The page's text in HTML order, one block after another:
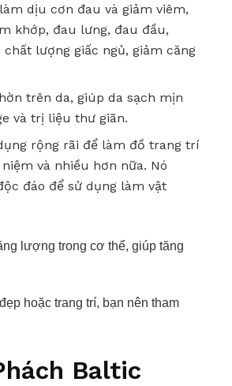
dịu cơn đau và giảm viêm,
khớp, đau lưng, đau đầu,
lượng giấc ngủ, giảm căng
trên da, giúp da sạch mịn
và trị liệu thư giãn.
rộng rãi để làm đồ trang trí
và nhiều hơn nữa. Nó
đáo để sử dụng làm vật
lượng trong cơ thể, giúp tăng
hoặc trang trí, bạn nên tham
Baltic